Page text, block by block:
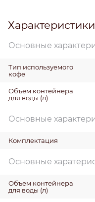
Характеристики
Основные
Тип используемого
кофе
Объем контейнера
для воды (л)
Основные
Комплектация
Основные
Объем контейнера
для воды (л)